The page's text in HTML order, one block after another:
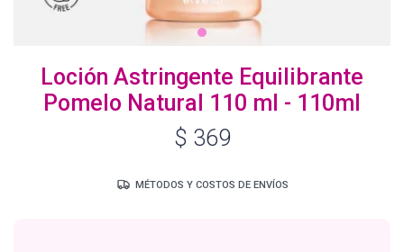
Loción Astringente Equilibrante
Pomelo Natural 110 ml - 110ml
$ 369
MÉTODOS Y COSTOS DE ENVÍOS
Igora Royal Oxigenta
Silhouette